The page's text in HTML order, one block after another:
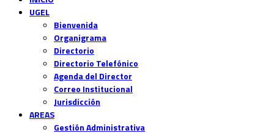
UGEL
Bienvenida
Organigrama
Directorio
Directorio Telefónico
Agenda del Director
Correo Institucional
Jurisdicción
AREAS
Gestión Administrativa